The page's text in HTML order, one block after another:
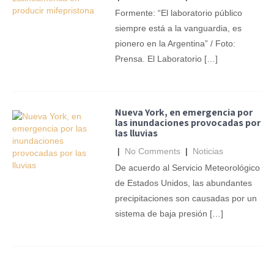
Formente: “El laboratorio público
siempre está a la vanguardia, es
pionero en la Argentina” / Foto:
Prensa. El Laboratorio […]
Nueva York, en emergencia por
las inundaciones provocadas por
las lluvias
| No Comments | Noticias
De acuerdo al Servicio Meteorológico
de Estados Unidos, las abundantes
precipitaciones son causadas por un
sistema de baja presión […]